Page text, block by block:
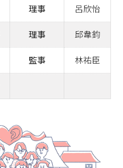
理事 呂欣怡
理事 邱韋鈞
監事 林祐臣